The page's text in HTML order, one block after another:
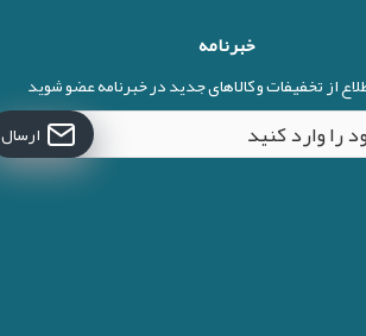
خبرنامه
از تخفیفات و کالاهای جدید در خبرنامه عضو شوید
ارسال